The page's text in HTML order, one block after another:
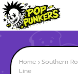
Home Southern
Line